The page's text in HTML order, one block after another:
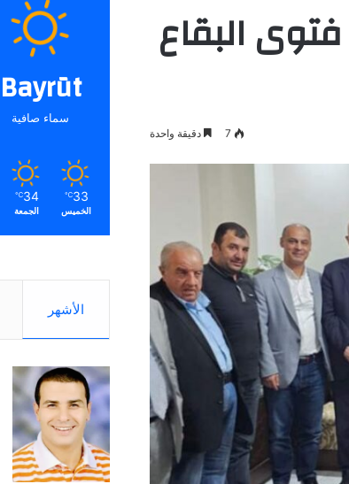
البقاع
7 دقيقة واحدة
Bayrūt
سماء صافية
33
℃
الخميس
34
℃
الجمعة
الأشهر